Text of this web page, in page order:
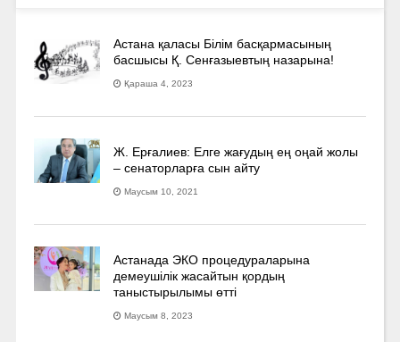
Астана қаласы Білім басқармасының
басшысы Қ. Сенғазыевтың назарына!
Қараша 4, 2023
Ж. Ерғалиев: Елге жағудың ең оңай жолы
– сенаторларға сын айту
Маусым 10, 2021
Астанада ЭКО процедураларына
демеушілік жасайтын қордың
таныстырылымы өтті
Маусым 8, 2023